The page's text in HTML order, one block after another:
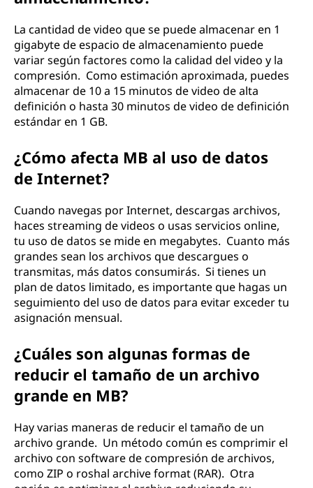
La cantidad de video que se puede almacenar en 1
gigabyte de espacio de almacenamiento puede
variar según factores como la calidad del video y la
compresión. Como estimación aproximada, puedes
almacenar de 10 a 15 minutos de video de alta
definición o hasta 30 minutos de video de definición
estándar en 1 GB.
¿Cómo afecta MB al uso de datos
de Internet?
Cuando navegas por Internet, descargas archivos,
haces streaming de videos o usas servicios online,
tu uso de datos se mide en megabytes. Cuanto más
grandes sean los archivos que descargues o
transmitas, más datos consumirás. Si tienes un
plan de datos limitado, es importante que hagas un
seguimiento del uso de datos para evitar exceder tu
asignación mensual.
¿Cuáles son algunas formas de
reducir el tamaño de un archivo
grande en MB?
Hay varias maneras de reducir el tamaño de un
archivo grande. Un método común es comprimir el
archivo con software de compresión de archivos,
como ZIP o roshal archive format (RAR). Otra